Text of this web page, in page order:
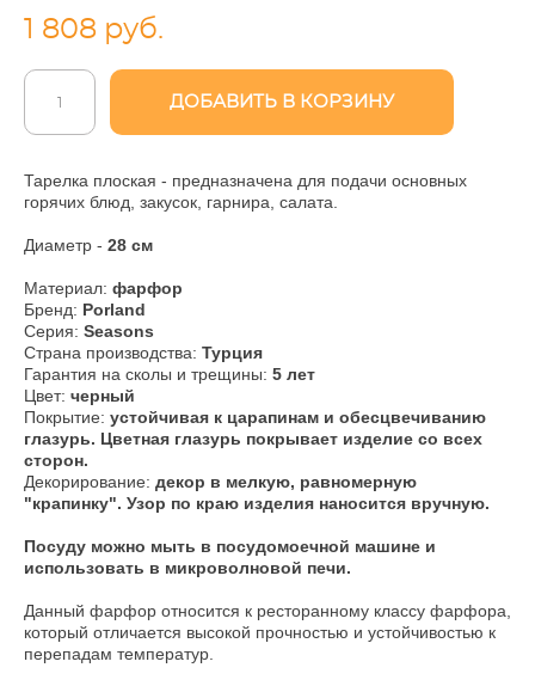
1 808 pуб.
ДОБАВИТЬ В КОРЗИНУ
Тарелка плоская - предназначена для подачи основных
горячих блюд, закусок, гарнира, салата.
Диаметр - 28 см
Материал: фарфор
Бренд: Porland
Серия: Seasons
Страна производства: Турция
Гарантия на сколы и трещины: 5 лет
Цвет: черный
Покрытие: устойчивая к царапинам и обесцвечиванию
глазурь. Цветная глазурь покрывает изделие со всех
сторон.
Декорирование: декор в мелкую, равномерную
"крапинку". Узор по краю изделия наносится вручную.
​Посуду можно мыть в посудомоечной машине и
использовать в микроволновой печи.
Данный фарфор относится к ресторанному классу фарфора,
который отличается высокой прочностью и устойчивостью к
перепадам температур.